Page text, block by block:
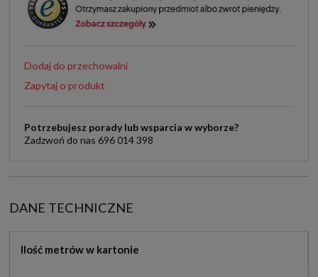
Dodaj do przechowalni
Zapytaj o produkt
Potrzebujesz porady lub wsparcia w wyborze?
Zadzwoń do nas 696 014 398
DANE TECHNICZNE
Ilość metrów w kartonie